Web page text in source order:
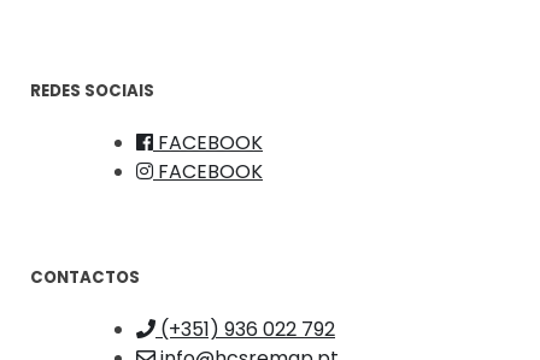
REDES SOCIAIS
FACEBOOK
FACEBOOK
CONTACTOS
(+351) 936 022 792